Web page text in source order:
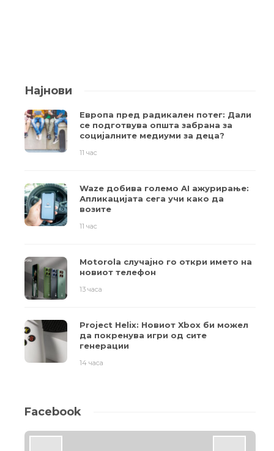
Најнови
Европа пред радикален потег: Дали
се подготвува општа забрана за
социјалните медиуми за деца?
11 час
Waze добива големо AI ажурирање:
Апликацијата сега учи како да
возите
11 час
Motorola случајно го откри името на
новиот телефон
13 часа
Project Helix: Новиот Xbox би можел
да покренува игри од сите
генерации
14 часа
Facebook